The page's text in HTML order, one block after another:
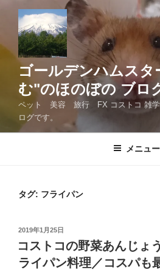
ン
ゴールデンハムス
む"のほのぼの ブロ
ペット 美容 旅行 FX コストコ 雑
ログです。
メニュー
タグ: フライパン
投
日:
2019年1月25日
コストコの野菜あんじょ
ライパン料理／コスパも